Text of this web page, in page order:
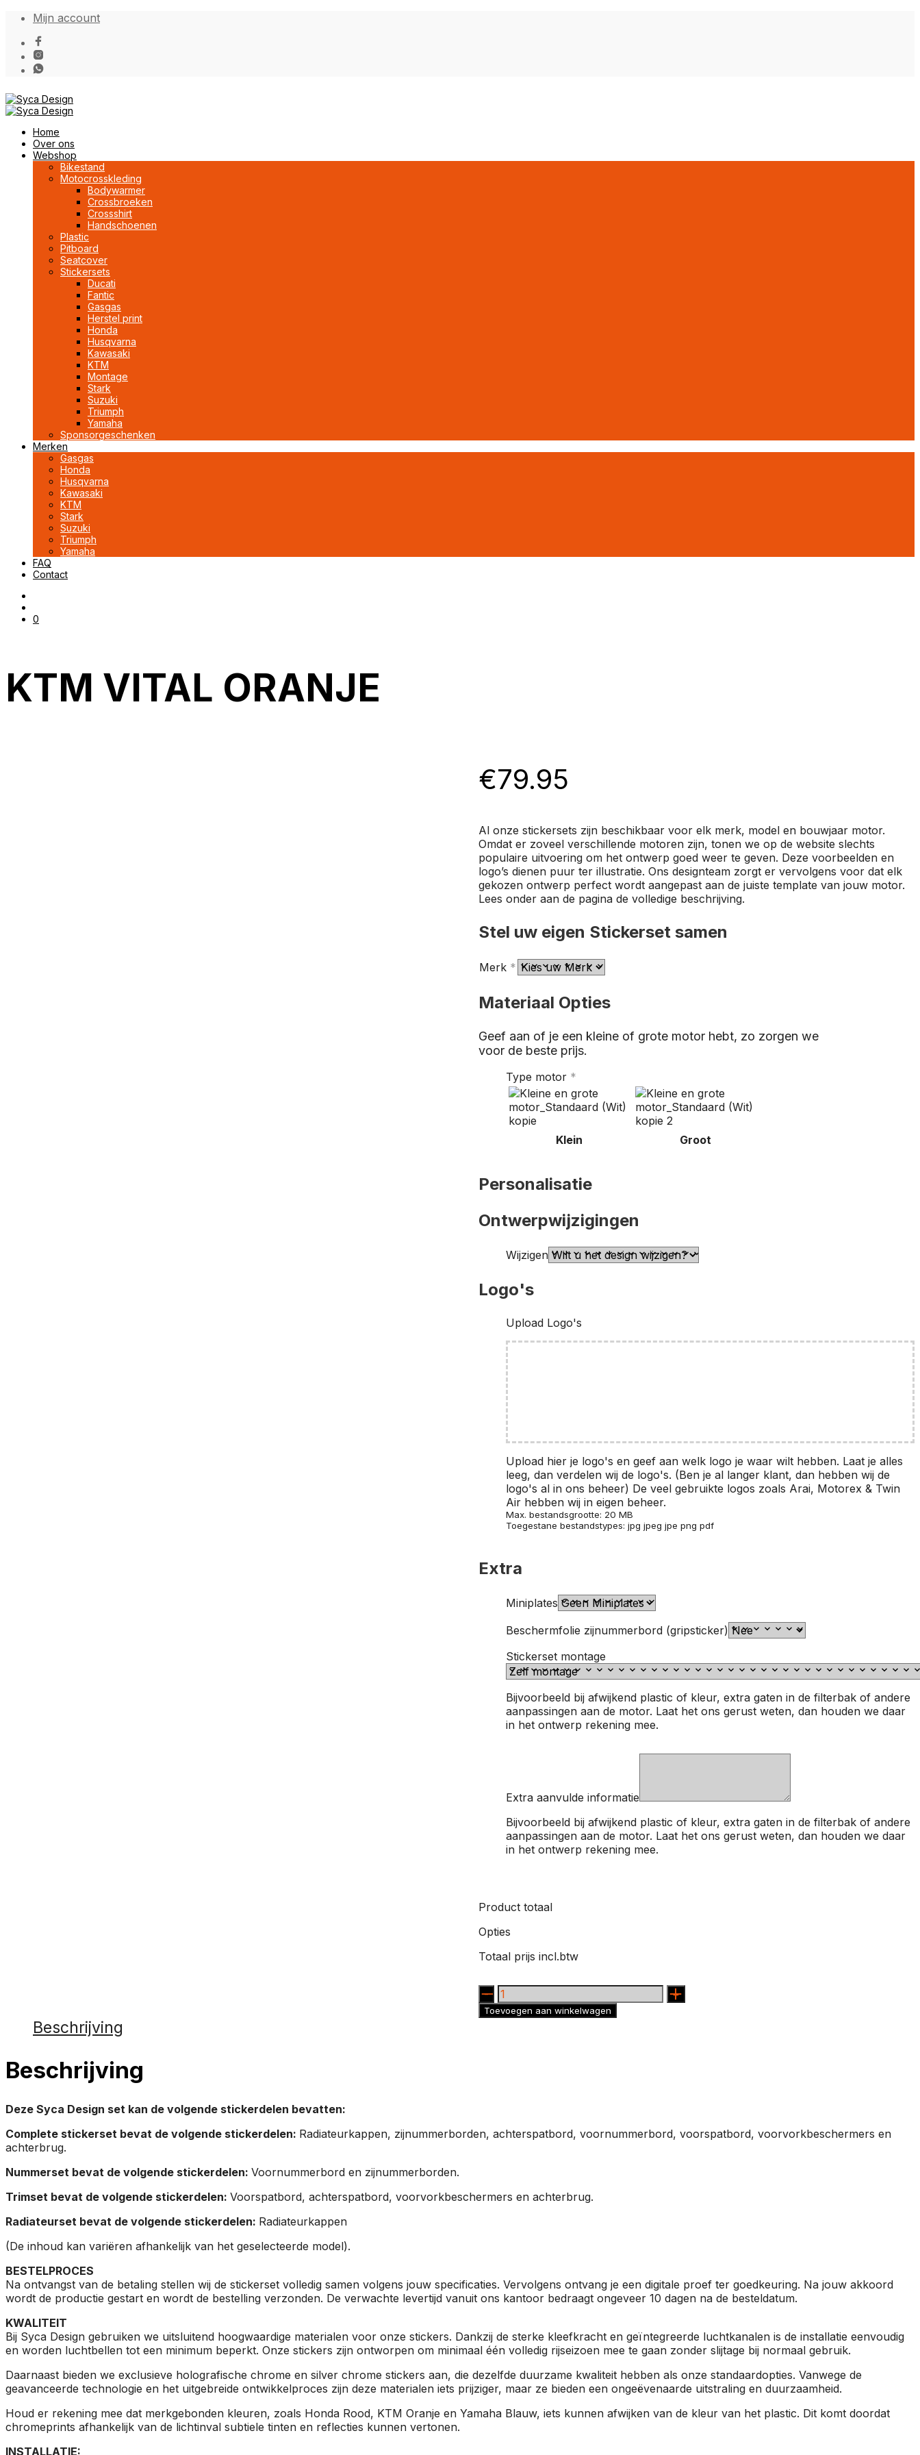
Mijn account
Home
Over ons
Webshop
Bikestand
Motocrosskleding
Bodywarmer
Crossbroeken
Crossshirt
Handschoenen
Plastic
Pitboard
Seatcover
Stickersets
Ducati
Fantic
Gasgas
Herstel print
Honda
Husqvarna
Kawasaki
KTM
Montage
Stark
Suzuki
Triumph
Yamaha
Sponsorgeschenken
Merken
Gasgas
Honda
Husqvarna
Kawasaki
KTM
Stark
Suzuki
Triumph
Yamaha
FAQ
Contact
0
KTM VITAL ORANJE
€79.95
Al onze stickersets zijn beschikbaar voor elk merk, model en bouwjaar motor.
Omdat er zoveel verschillende motoren zijn, tonen we op de website slechts
populaire uitvoering om het ontwerp goed weer te geven. Deze voorbeelden en
logo’s dienen puur ter illustratie. Ons designteam zorgt er vervolgens voor dat elk
gekozen ontwerp perfect wordt aangepast aan de juiste template van jouw motor.
Lees onder aan de pagina de volledige beschrijving.
Stel uw eigen Stickerset samen
Merk*
Materiaal Opties
Geef aan of je een kleine of grote motor hebt, zo zorgen we
voor de beste prijs.
Type motor*
Klein Groot
Personalisatie
Ontwerpwijzigingen
Wijzigen
Logo's
Upload Logo's
Upload hier je logo's en geef aan welk logo je waar wilt hebben. Laat je alles
leeg, dan verdelen wij de logo's. (Ben je al langer klant, dan hebben wij de
logo's al in ons beheer) De veel gebruikte logos zoals Arai, Motorex & Twin
Air hebben wij in eigen beheer.
Max. bestandsgrootte: 20 MB
Toegestane bestandstypes: jpg jpeg jpe png pdf
Extra
Miniplates
Beschermfolie zijnummerbord (gripsticker)
Stickerset montage
Bijvoorbeeld bij afwijkend plastic of kleur, extra gaten in de filterbak of andere
aanpassingen aan de motor. Laat het ons gerust weten, dan houden we daar
in het ontwerp rekening mee.
Extra aanvulde informatie
Bijvoorbeeld bij afwijkend plastic of kleur, extra gaten in de filterbak of andere
aanpassingen aan de motor. Laat het ons gerust weten, dan houden we daar
in het ontwerp rekening mee.
Product totaal
Opties
Totaal prijs incl.btw
KTM
VITAL
ORANJE
Toevoegen aan winkelwagen
Beschrijving
Beschrijving
Deze Syca Design set kan de volgende stickerdelen bevatten:
Complete stickerset bevat de volgende stickerdelen: Radiateurkappen, zijnummerborden, achterspatbord, voornummerbord, voorspatbord, voorvorkbeschermers en
achterbrug.
Nummerset bevat de volgende stickerdelen: Voornummerbord en zijnummerborden.
Trimset bevat de volgende stickerdelen: Voorspatbord, achterspatbord, voorvorkbeschermers en achterbrug.
Radiateurset bevat de volgende stickerdelen: Radiateurkappen
(De inhoud kan variëren afhankelijk van het geselecteerde model).
BESTELPROCES
Na ontvangst van de betaling stellen wij de stickerset volledig samen volgens jouw specificaties. Vervolgens ontvang je een digitale proef ter goedkeuring. Na jouw akkoord
wordt de productie gestart en wordt de bestelling verzonden. De verwachte levertijd vanuit ons kantoor bedraagt ongeveer 10 dagen na de besteldatum.
KWALITEIT
Bij Syca Design gebruiken we uitsluitend hoogwaardige materialen voor onze stickers. Dankzij de sterke kleefkracht en geïntegreerde luchtkanalen is de installatie eenvoudig
en worden luchtbellen tot een minimum beperkt. Onze stickers zijn ontworpen om minimaal één volledig rijseizoen mee te gaan zonder slijtage bij normaal gebruik.
Daarnaast bieden we exclusieve holografische chrome en silver chrome stickers aan, die dezelfde duurzame kwaliteit hebben als onze standaardopties. Vanwege de
geavanceerde technologie en het uitgebreide ontwikkelproces zijn deze materialen iets prijziger, maar ze bieden een ongeëvenaarde uitstraling en duurzaamheid.
Houd er rekening mee dat merkgebonden kleuren, zoals Honda Rood, KTM Oranje en Yamaha Blauw, iets kunnen afwijken van de kleur van het plastic. Dit komt doordat
chromeprints afhankelijk van de lichtinval subtiele tinten en reflecties kunnen vertonen.
INSTALLATIE: